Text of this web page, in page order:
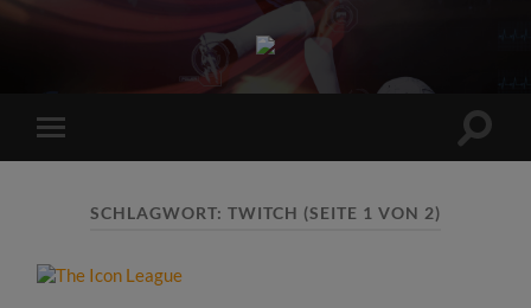
Sports
Maniac
Mobile-
Menü
SCHLAGWORT: TWITCH (SEITE 1 VON 2)